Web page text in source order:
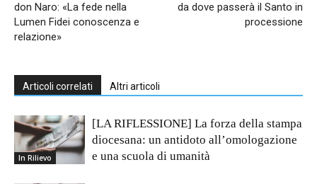
don Naro: «La fede nella
Lumen Fidei conoscenza e
relazione»
da dove passerà il Santo in
processione
Articoli correlati Altri articoli
In Rilievo
[LA RIFLESSIONE] La forza della stampa
diocesana: un antidoto all’omologazione
e una scuola di umanità